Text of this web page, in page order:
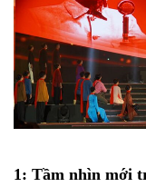
1: Tầm nhìn mới